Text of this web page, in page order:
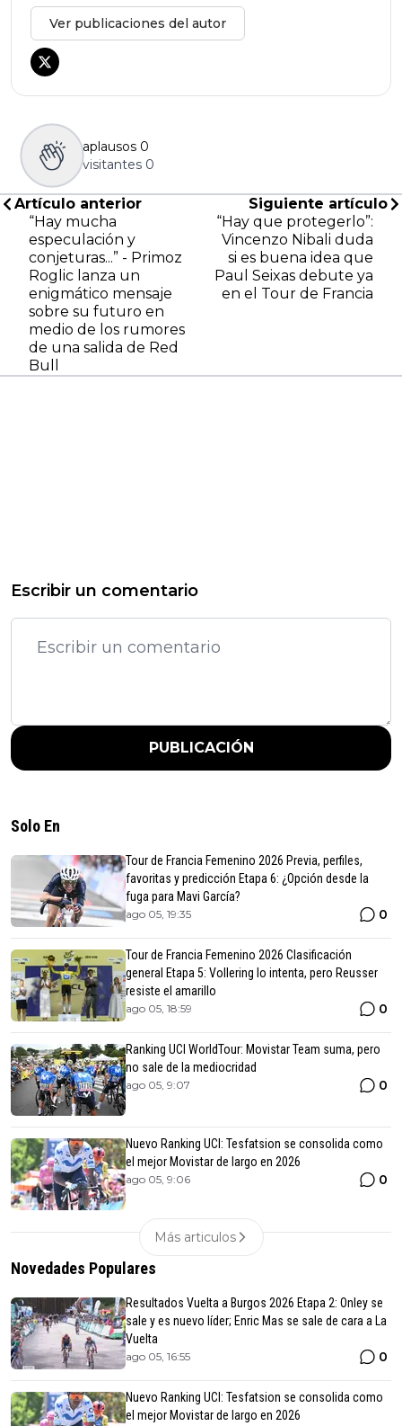
Ver publicaciones del autor
aplausos 0
visitantes 0
Artículo anterior
“Hay mucha
especulación y
conjeturas...” - Primoz
Roglic lanza un
enigmático mensaje
sobre su futuro en
medio de los rumores
de una salida de Red
Bull
Siguiente artículo
“Hay que protegerlo”:
Vincenzo Nibali duda
si es buena idea que
Paul Seixas debute ya
en el Tour de Francia
Escribir un comentario
PUBLICACIÓN
Solo En
Tour de Francia Femenino 2026 Previa, perfiles,
favoritas y predicción Etapa 6: ¿Opción desde la
fuga para Mavi García?
ago 05, 19:35 0
Tour de Francia Femenino 2026 Clasificación
general Etapa 5: Vollering lo intenta, pero Reusser
resiste el amarillo
ago 05, 18:59 0
Ranking UCI WorldTour: Movistar Team suma, pero
no sale de la mediocridad
ago 05, 9:07 0
Nuevo Ranking UCI: Tesfatsion se consolida como
el mejor Movistar de largo en 2026
ago 05, 9:06 0
Más articulos
Novedades Populares
Resultados Vuelta a Burgos 2026 Etapa 2: Onley se
sale y es nuevo líder; Enric Mas se sale de cara a La
Vuelta
ago 05, 16:55 0
Nuevo Ranking UCI: Tesfatsion se consolida como
el mejor Movistar de largo en 2026